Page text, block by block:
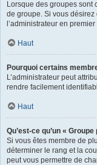
Lorsque des groupes sont
de groupe. Si vous désirez
l’administrateur en
Haut
Pourquoi certains
L’administrateur peut
rendre facilement
Haut
Qu’est-ce qu’un «
Si vous êtes membre de
déterminer le rang et la
peut vous permettre de